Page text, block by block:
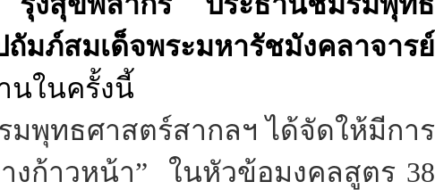
ถัมภ์สมเด็จพระมหารัชมังคลาจารย์
นในครั้งนี้
มพุทธศาสตร์สากลฯ ได้จัดให้มีการ
งก้าวหน้า” ในหัวข้อมงคลสูตร 38